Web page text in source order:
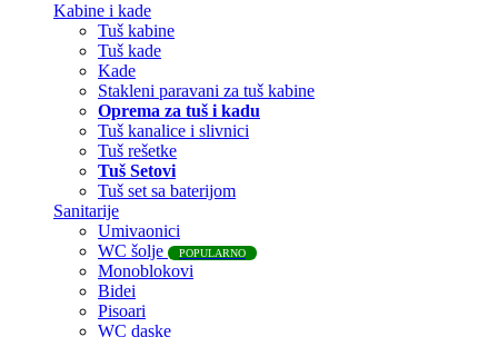
Kabine i kade
Tuš kabine
Tuš kade
Kade
Stakleni paravani za tuš kabine
Oprema za tuš i kadu
Tuš kanalice i slivnici
Tuš rešetke
Tuš Setovi
Tuš set sa baterijom
Sanitarije
Umivaonici
WC šolje
POPULARNO
Monoblokovi
Bidei
Pisoari
WC daske